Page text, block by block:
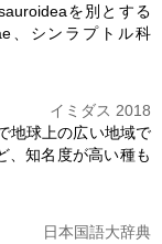
を別とする
、シンラプトル科
イミダス 2018
地球上の広い地域で
、知名度が高い種も
日本国語大辞典